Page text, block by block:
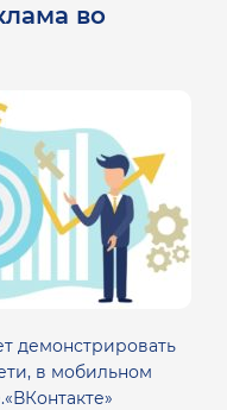
во
демонстрировать
в мобильном